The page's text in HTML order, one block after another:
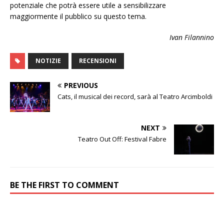
potenziale che potrà essere utile a sensibilizzare
maggiormente il pubblico su questo tema.
Ivan Filannino
NOTIZIE RECENSIONI
PREVIOUS
Cats, il musical dei record, sarà al Teatro Arcimboldi
NEXT
Teatro Out Off: Festival Fabre
BE THE FIRST TO COMMENT